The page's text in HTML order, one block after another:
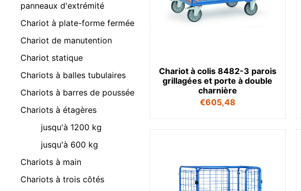
panneaux d'extrémité
Chariot à plate-forme fermée
Chariot de manutention
Chariot statique
Chariots à balles tubulaires
Chariots à barres de poussée
Chariots à étagères
jusqu'à 1200 kg
jusqu'à 600 kg
Chariots à main
Chariots à trois côtés
Chariot à colis 8482-3 parois
grillagées et porte à double
charnière
€605,48